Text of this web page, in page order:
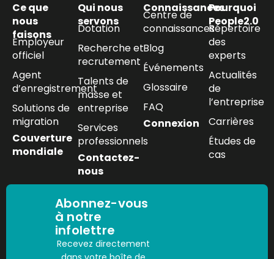
Ce que
nous
faisons
Employeur
officiel
Agent
d’enregistrement
Solutions de
migration
Couverture
mondiale
Qui nous
servons
Dotation
Recherche et
recrutement
Talents de
masse et
entreprise
Services
professionnels
Contactez-
nous
Connaissances
Centre de
connaissances
Blog
Événements
Glossaire
FAQ
Connexion
Pourquoi
People2.0
Répertoire
des
experts
Actualités
de
l’entreprise
Carrières
Études de
cas
Abonnez-vous
à notre
infolettre
Recevez directement